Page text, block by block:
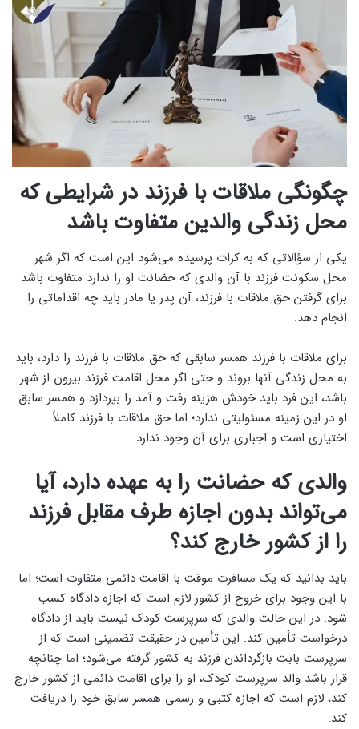
چگونگی ملاقات با فرزند در شرایطی که
محل زندگی والدین متفاوت باشد
یکی از سؤالاتی که به کرات پرسیده می‌شود این است که اگر شهر
محل سکونت فرزند با آن والدی که حضانت او را ندارد متفاوت باشد
برای گرفتن حق ملاقات با فرزند، آن پدر یا مادر باید چه اقداماتی را
انجام دهد.
برای ملاقات با فرزند همسر سابقی که حق ملاقات با فرزند را دارد، باید
به محل زندگی آنها بروند و حتی اگر محل اقامت فرزند بیرون از شهر
باشد، این فرد باید خودش هزینه رفت و آمد را بپردازد و همسر سابق
او در این زمینه مسئولیتی ندارد؛ اما حق ملاقات با فرزند کاملاً
اختیاری است و اجباری برای آن وجود ندارد.
والدی که حضانت را به عهده دارد، آیا
می‌تواند بدون اجازه طرف مقابل فرزند
را از کشور خارج کند؟
باید بدانید که یک مسافرت موقت با اقامت دائمی متفاوت است؛ اما
با این وجود برای خروج از کشور لازم است که اجازه دادگاه کسب
شود. در این حالت والدی که سرپرست کودک نیست باید از دادگاه
درخواست تأمین کند. این تأمین در حقیقت تضمینی است که از
سرپرست بابت بازگرداندن فرزند به کشور گرفته می‌شود؛ اما چنانچه
قرار باشد والد سرپرست کودک، او را برای اقامت دائمی از کشور خارج
کند، لازم است که اجازه کتبی و رسمی همسر سابق خود را دریافت
کند.